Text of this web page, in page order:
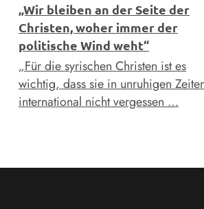
„Wir bleiben an der Seite der
Christen, woher immer der
politische Wind weht“
„Für die syrischen Christen ist es
wichtig, dass sie in unruhigen
international nicht vergessen …